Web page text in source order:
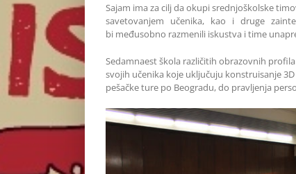
Sajam ima za cilj da okupi srednjoškolske
savetovanjem učenika, kao i druge
bi međusobno razmenili iskustva i time
Sedamnaest škola različitih obrazovnih
svojih učenika koje uključuju konstruisanje
pešačke ture po Beogradu, do pravljenja